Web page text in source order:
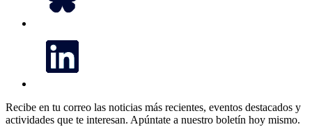
Recibe en tu correo las noticias más recientes, eventos destacados y
actividades que te interesan. Apúntate a nuestro boletín hoy mismo.